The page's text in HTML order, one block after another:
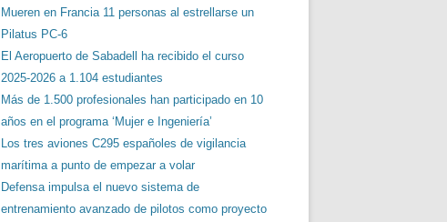
Mueren en Francia 11 personas al estrellarse un
Pilatus PC-6
El Aeropuerto de Sabadell ha recibido el curso
2025-2026 a 1.104 estudiantes
Más de 1.500 profesionales han participado en 10
años en el programa ‘Mujer e Ingeniería’
Los tres aviones C295 españoles de vigilancia
marítima a punto de empezar a volar
Defensa impulsa el nuevo sistema de
entrenamiento avanzado de pilotos como proyecto